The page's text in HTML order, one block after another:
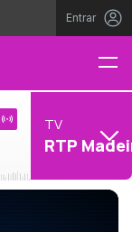
Entrar
TV
RTP